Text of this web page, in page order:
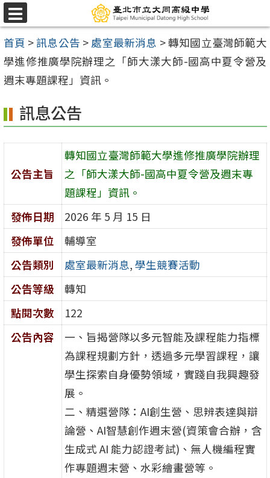
跳
至
主
要
內
區
選
單
首頁 >訊息公告 > 處室最新消息 >轉知國立臺灣師範大
學進修推廣學院辦理之「師大漾大師-國高中夏令營及
週末專題課程」資訊。
訊息公告
公告主旨
轉知國立臺灣師範大學進修推廣學院辦理
之「師大漾大師-國高中夏令營及週末專
題課程」資訊。
發佈日期
2026 年 5 月 15 日
發佈單位
輔導室
公告類別
處室最新消息, 學生競賽活動
公告等級
轉知
點閱次數
122
公告內容
一、旨揭營隊以多元智能及課程能力指標
為課程規劃方針，透過多元學習課程，讓
學生探索自身優勢領域，實踐自我興趣發
展。
二、精選營隊：AI創生營、思辨表達與辯
論營、AI智慧創作週末營(資策會合辦，含
生成式 AI 能力認證考試)、無人機編程實
作專題週末營、水彩繪畫營等。